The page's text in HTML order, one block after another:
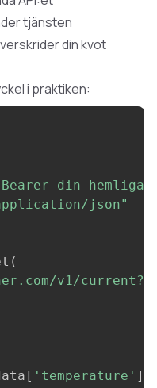
tjänsten
din kvot
i praktiken:
din-
json"
(
v1/
[ 'temperature' ]